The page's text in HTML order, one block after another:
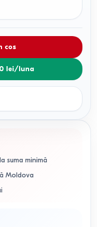
cos
lei/luna
suma minimă
Moldova